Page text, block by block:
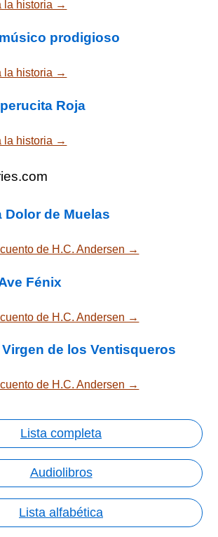
la historia →
prodigioso
la historia →
Roja
la historia →
Dolor de Muelas
de H.C. Andersen →
Fénix
de H.C. Andersen →
Virgen de los Ventisqueros
de H.C. Andersen →
Lista completa
Audiolibros
Lista alfabética